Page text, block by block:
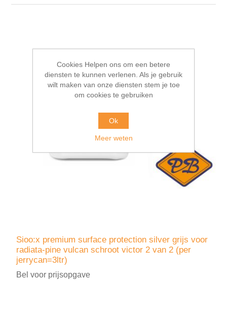
Sioo:x premium surface protection silver grijs voor
radiata-pine vulcan schroot victor 2 van 2 (per
jerrycan=3ltr)
Bel voor prijsopgave
Cookies Helpen ons om een betere
diensten te kunnen verlenen. Als je gebruik
wilt maken van onze diensten stem je toe
om cookies te gebruiken
Ok
Meer weten